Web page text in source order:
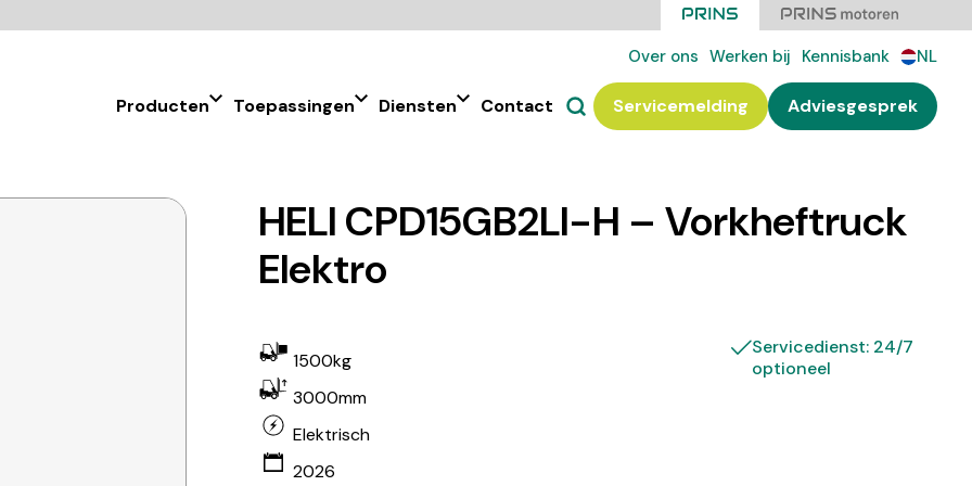
Over ons Werken bij Kennisbank NL
Producten Toepassingen Diensten Contact Servicemelding Adviesgesprek
HELI CPD15GB2LI-H – Vorkheftruck
Elektro
1500kg
3000mm
Elektrisch
2026
Servicedienst: 24/7
optioneel